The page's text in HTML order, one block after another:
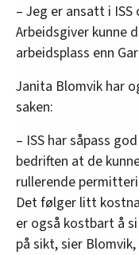
– Jeg er ansatt i
Arbeidsgiver kunne
arbeidsplass enn
Janita Blomvik har
saken:
– ISS har såpass
bedriften at de
rullerende
Det følger litt
er også kostbart å
på sikt, sier